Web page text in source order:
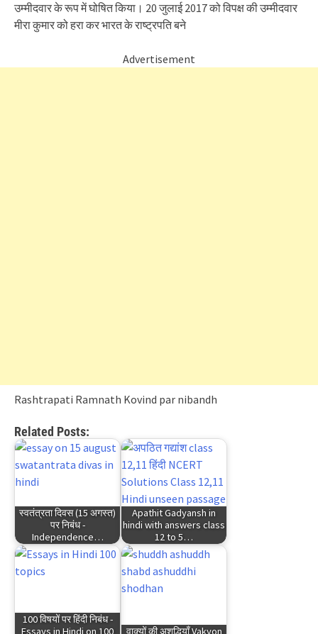
उम्मीदवार के रूप में घोषित किया। 20 जुलाई 2017 को विपक्ष की उम्मीदवार
मीरा कुमार को हरा कर भारत के राष्ट्रपति बने
Advertisement
Rashtrapati Ramnath Kovind par nibandh
Related Posts:
स्वतंत्रता दिवस (15 अगस्त)
पर निबंध -
Independence…
Apathit Gadyansh in
hindi with answers class
12 to 5…
100 विषयों पर हिंदी निबंध -
Essays in Hindi on 100
वाक्यों की अशुद्धियाँ Vakyon